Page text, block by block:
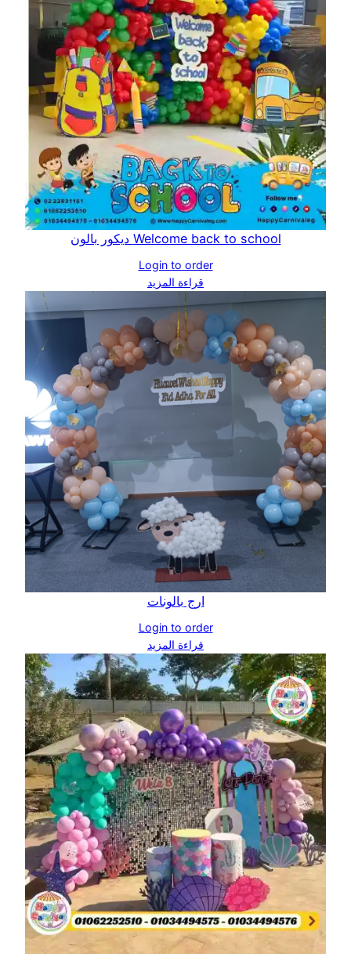
Welcome back to school ديكور بالون
Login to order
قراءة المزيد
ارج بالونات
Login to order
قراءة المزيد